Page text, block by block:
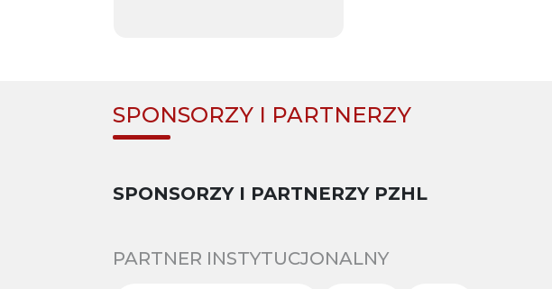
SPONSORZY I PARTNERZY
SPONSORZY I PARTNERZY PZHL
PARTNER INSTYTUCJONALNY